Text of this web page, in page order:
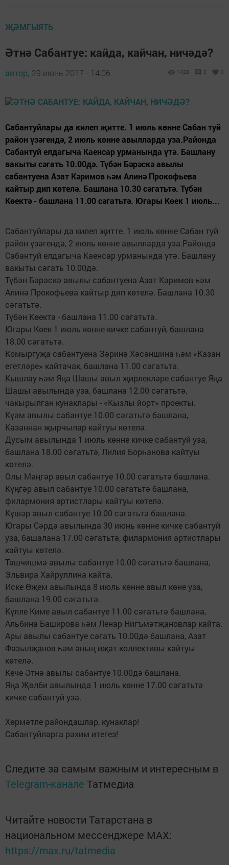
ҖӘМГЫЯТЬ
Әтнә Сабантуе: кайда, кайчан, ничәдә?
автор, 29 июнь 2017 - 14:06 1428 0 0
Сабантуйлары да килеп җитте. 1 июль көнне Сабан туй
район үзәгендә, 2 июль көнне авылларда уза.Районда
Сабантуй елдагыча Каенсар урманында үтә. Башлану
вакыты сәгать 10.00дә. Түбән Бәрәскә авылы
сабантуена Азат Кәримов һәм Алинә Прокофьева
кайтыр дип көтелә. Башлана 10.30 сәгатьтә. Түбән
Көектә - башлана 11.00 сәгатьтә. Югары Көек 1 июль...
Сабантуйлары да килеп җитте. 1 июль көнне Сабан туй
район үзәгендә, 2 июль көнне авылларда уза.Районда
Сабантуй елдагыча Каенсар урманында үтә. Башлану
вакыты сәгать 10.00дә.
Түбән Бәрәскә авылы сабантуена Азат Кәримов һәм
Алинә Прокофьева кайтыр дип көтелә. Башлана 10.30
сәгатьтә.
Түбән Көектә - башлана 11.00 сәгатьтә.
Югары Көек 1 июль көнне кичке сабантуй, башлана
18.00 сәгатьтә.
Комыргуҗа сабантуена Зәринә Хәсәншина һәм «Казан
егетләре» кайтачак, башлана 11.00 сәгатьтә.
Кышлау һәм Яңа Шашы авыл җирлекләре сабантуе Яңа
Шашы авылында уза, башлана 12.00 сәгатьтә,
чакырылган кунаклары - «Кызлы йорт» проекты.
Күәм авылы сабантуе 10.00 сәгатьтә башлана,
Казаннан җырчылар кайтуы көтелә.
Дусым авылында 1 июль көнне кичке сабантуй уза,
башлана 18.00 сәгатьтә, Лилия Борһанова кайтуы
көтелә.
Олы Мәңгәр авыл сабантуе 10.00 сәгатьтә башлана.
Күңгәр авыл сабантуе 10.00 сәгатьтә башлана,
филармония артистлары кайтуы көтелә.
Күшәр авыл сабантуе 10.00 сәгатьтә башлана.
Югары Сәрдә авылында 30 июнь көнне кичке сабантуй
уза, башалана 17.00 сәгатьтә, филармония артистлары
кайтуы көтелә.
Ташчишмә авылы сабантуе 10.00 сәгатьтә башлана,
Эльвира Хайруллина кайта.
Иске Өҗем авылында 8 июль көнне авыл көне уза,
башлана 19.00 сәгатьтә.
Күлле Киме авыл сабантуе 11.00 сәгатьтә башлана,
Альбина Баширова һәм Ленар Нигъмәтҗановлар кайта.
Ары авылы сабантуе сәгать 10.00дә башлана, Азат
Фазылҗанов һәм аның иҗат коллективы кайтуы
көтелә.
Кече Әтнә авылы сабантуе 10.00дә башлана.
Яңа Җөлби авылында 1 июль көнне 17.00 сәгатьтә
кичке сабантуй уза.
Хөрмәтле райондашлар, кунаклар!
Сабантуйларга рәхим итегез!
Следите за самым важным и интересным в
Telegram-канале Татмедиа
Читайте новости Татарстана в
национальном мессенджере MАХ:
https://max.ru/tatmedia